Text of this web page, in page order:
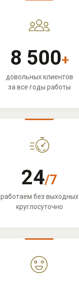
8 500+
довольных клиентов
за все годы работы
24/7
работаем без выходных
круглосуточно